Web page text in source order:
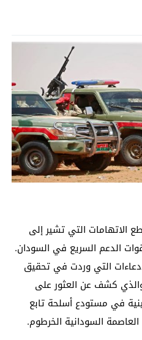
الاتهامات التي تشير إلى
الدعم السريع في السودان.
التي وردت في تحقيق
كشف عن العثور على
في مستودع أسلحة تابع
السودانية الخرطوم.